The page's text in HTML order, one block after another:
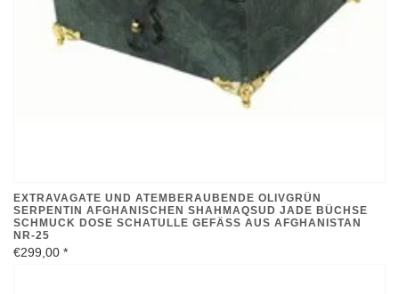
SCHMUCK DOSE SCHATULLE GEFÄSS AUS AFGHANISTAN N
R-25
€299,00*